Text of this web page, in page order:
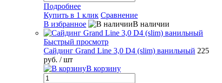
Подробнее
Купить в 1 клик Сравнение
В избранное
В наличии
Быстрый просмотр
Сайдинг Grand Line 3,0 D4 (slim) ванильный 225
руб. / шт
В корзину